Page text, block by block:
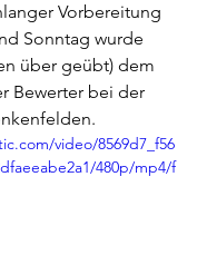
Vorbereitung
Sonntag wurde
über geübt) dem
Bewerter bei der
video/8569d7_f56
480p/mp4/f